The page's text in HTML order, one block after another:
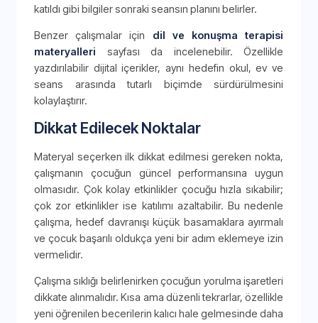
katıldı gibi bilgiler sonraki seansın planını belirler.
Benzer çalışmalar için dil ve konuşma terapisi
materyalleri sayfası da incelenebilir. Özellikle
yazdırılabilir dijital içerikler, aynı hedefin okul, ev ve
seans arasında tutarlı biçimde sürdürülmesini
kolaylaştırır.
Dikkat Edilecek Noktalar
Materyal seçerken ilk dikkat edilmesi gereken nokta,
çalışmanın çocuğun güncel performansına uygun
olmasıdır. Çok kolay etkinlikler çocuğu hızla sıkabilir;
çok zor etkinlikler ise katılımı azaltabilir. Bu nedenle
çalışma, hedef davranışı küçük basamaklara ayırmalı
ve çocuk başarılı oldukça yeni bir adım eklemeye izin
vermelidir.
Çalışma sıklığı belirlenirken çocuğun yorulma işaretleri
dikkate alınmalıdır. Kısa ama düzenli tekrarlar, özellikle
yeni öğrenilen becerilerin kalıcı hale gelmesinde daha